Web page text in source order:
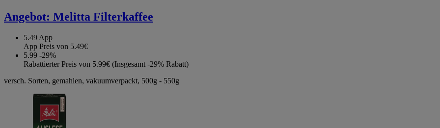
Angebot: Melitta Filterkaffee
5.49 App
App Preis von 5.49€
5.99 -29%
Rabattierter Preis von 5.99€ (Insgesamt -29% Rabatt)
versch. Sorten, gemahlen, vakuumverpackt, 500g - 550g